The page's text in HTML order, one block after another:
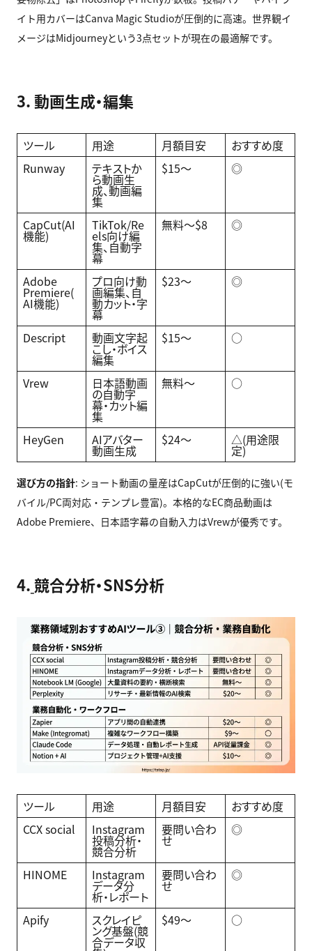
イト用カバーはCanva Magic Studioが圧倒的に高速。世界観イ
メージはMidjourneyという3点セットが現在の最適解です。
3. 動画生成・編集
ツール 用途 月額目安
おすすめ度
Runway
テキストか
ら動画生
成、動画編
集
$15〜 ◎
CapCut(AI
機能)
TikTok/Re
els向け編
集、自動字
幕
無料〜$8 ◎
Adobe
Premiere(
AI機能)
プロ向け動
画編集、自
動カット・字
幕
$23〜 ◎
Descript 動画文字起
こし・ボイス
編集
$15〜 ○
Vrew 日本語動画
の自動字
幕・カット編
集
無料〜 ○
HeyGen AIアバター
動画生成
$24〜 △(用途限
定)
選び方の指針: ショート動画の量産はCapCutが圧倒的に強い(モ
バイル/PC両対応・テンプレ豊富)。本格的なEC商品動画は
Adobe Premiere、日本語字幕の自動入力はVrewが優秀です。
4.競合分析・SNS分析
ツール 用途 月額目安
おすすめ度
CCX social
Instagram
投稿分析・
競合分析
要問い合わ
せ
◎
HINOME Instagram
データ分
析・レポート
要問い合わ
せ
◎
Apify スクレイピ
ング基盤(競
合データ収
$49〜 ○